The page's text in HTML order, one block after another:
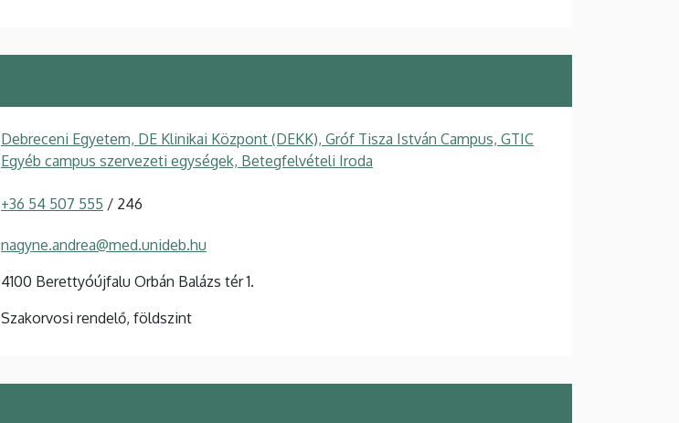
Debreceni Egyetem, DE Klinikai Központ (DEKK), Gróf Tisza István Campus, GTIC
Egyéb campus szervezeti egységek, Betegfelvételi Iroda
+36 54 507 555 / 246
nagyne.andrea@med.unideb.hu
4100 Berettyóújfalu Orbán Balázs tér 1.
Szakorvosi rendelő, földszint